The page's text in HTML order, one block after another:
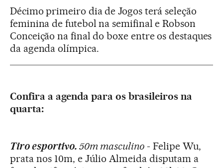
Décimo primeiro dia de Jogos terá seleção
feminina de futebol na semifinal e Robson
Conceição na final do boxe entre os destaques
da agenda olímpica.
Confira a agenda para os brasileiros na
quarta:
Tiro esportivo. 50m masculino - Felipe Wu,
prata nos 10m, e Júlio Almeida disputam a